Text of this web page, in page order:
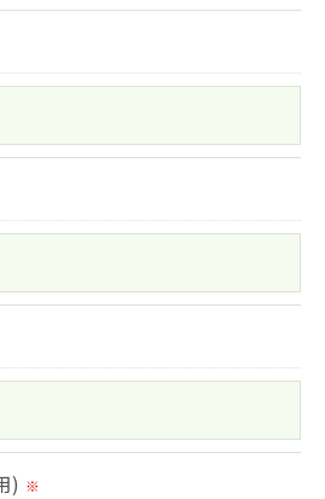
三者に提供することはいたし
いて＞
達成に必要な範囲において、
ては個人情報保護契約等の措
を行います。
漏洩等がなされないよう、適
施します。
) ※